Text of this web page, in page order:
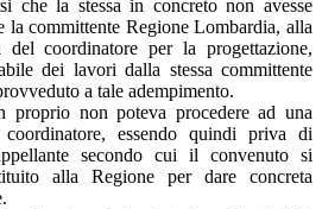
che la stessa in concreto non avesse
la committente Regione Lombardia, alla
coordinatore per la progettazione,
dei lavori dalla stessa committente
a tale adempimento.
non poteva procedere ad una
essendo quindi priva di
secondo cui il convenuto si
alla Regione per dare concreta